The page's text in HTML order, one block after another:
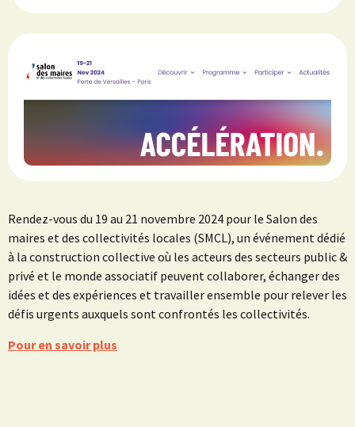
Rendez-vous du 19 au 21 novembre 2024 pour le Salon des
maires et des collectivités locales (SMCL), un événement dédié
à la construction collective où les acteurs des secteurs public &
privé et le monde associatif peuvent collaborer, échanger des
idées et des expériences et travailler ensemble pour relever les
défis urgents auxquels sont confrontés les collectivités.
Pour en savoir plus